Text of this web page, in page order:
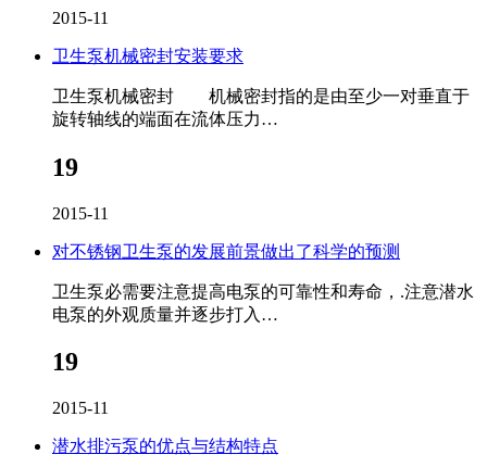
2015-11
卫生泵机械密封安装要求
卫生泵机械密封 机械密封指的是由至少一对垂直于
旋转轴线的端面在流体压力…
19
2015-11
对不锈钢卫生泵的发展前景做出了科学的预测
卫生泵必需要注意提高电泵的可靠性和寿命，.注意潜水
电泵的外观质量并逐步打入…
19
2015-11
潜水排污泵的优点与结构特点